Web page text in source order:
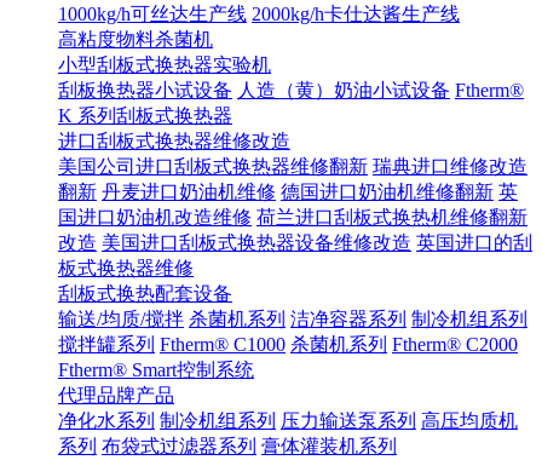
1000kg/h可丝达生产线 2000kg/h卡仕达酱生产线
高粘度物料杀菌机
小型刮板式换热器实验机
刮板换热器小试设备 人造（黄）奶油小试设备 Ftherm®
K 系列刮板式换热器
进口刮板式换热器维修改造
美国公司进口刮板式换热器维修翻新 瑞典进口维修改造
翻新 丹麦进口奶油机维修 德国进口奶油机维修翻新 英
国进口奶油机改造维修 荷兰进口刮板式换热机维修翻新
改造 美国进口刮板式换热器设备维修改造 英国进口的刮
板式换热器维修
刮板式换热配套设备
输送/均质/搅拌 杀菌机系列 洁净容器系列 制冷机组系列
搅拌罐系列 Ftherm® C1000 杀菌机系列 Ftherm® C2000
Ftherm® Smart控制系统
代理品牌产品
净化水系列 制冷机组系列 压力输送泵系列 高压均质机
系列 布袋式过滤器系列 膏体灌装机系列